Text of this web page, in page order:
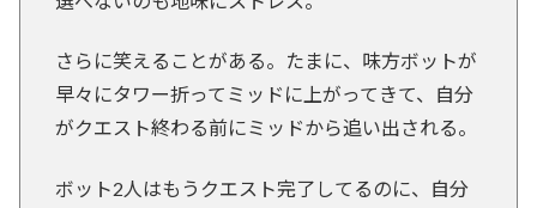
さらに笑えることがある。たまに、味方ボットが
早々にタワー折ってミッドに上がってきて、自分
がクエスト終わる前にミッドから追い出される。
ボット2人はもうクエスト完了してるのに、自分